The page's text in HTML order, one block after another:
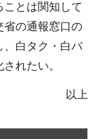
とは関知して
省の通報窓口の
、白タク・白バ
れたい。
以上